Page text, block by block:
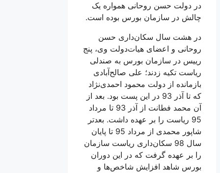
در دولت حسن روحانی همواره یک
چالش در سازمان بورس بوده است.
در هشت سال سکان‌داری حسن
روحانی و اعضای هیات‌دولت وی، پنج
رییس در سازمان بورس به صندلی
ریاست تکیه زدند؛ علی صالح‌آبادی
بازمانده از دولت محمود احمدی‌نژاد
که تا آذر 93 در این پست بود. بعد از
آن محمد فطانت از آذر 93 تا مرداد
95 ریاست را بر عهده داشت. بعدتر
شاپور محمدی از مرداد 95 تا پایان
سال 98 سکان‌داری ریاست سازمان
را بر عهده گرفت که در این دوران
بورس شاهد افزایش شاخص‌ها و